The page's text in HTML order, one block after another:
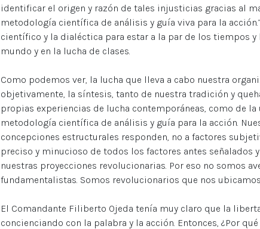
identificar el origen y razón de tales injusticias gracias al
metodología científica de análisis y guía viva para la
científico y la dialéctica para estar a la par de los tiempos
mundo y en la lucha de clases.
Como podemos ver, la lucha que lleva a cabo nuestra
objetivamente, la síntesis, tanto de nuestra tradición y
propias experiencias de lucha contemporáneas, como de
metodología científica de análisis y guía para la acción.
concepciones estructurales responden, no a factores
preciso y minucioso de todos los factores antes señalados
nuestras proyecciones revolucionarias. Por eso no somos
fundamentalistas. Somos revolucionarios que nos
El Comandante Filiberto Ojeda tenía muy claro que la
concienciando con la palabra y la acción. Entonces, ¿Por